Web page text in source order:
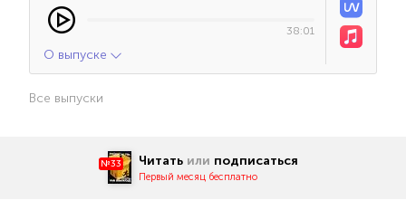
38:01
О выпуске
Все выпуски
№33 Читать или подписаться
Первый месяц бесплатно